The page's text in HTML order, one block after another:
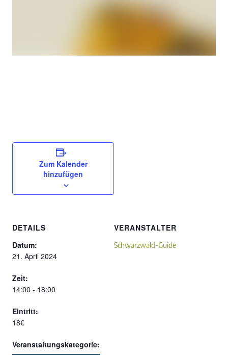
Zum Kalender
hinzufügen
DETAILS
Datum:
21. April 2024
Zeit:
14:00 - 18:00
Eintritt:
18€
Veranstaltungskategorie:
VERANSTALTER
Schwarzwald-Guide